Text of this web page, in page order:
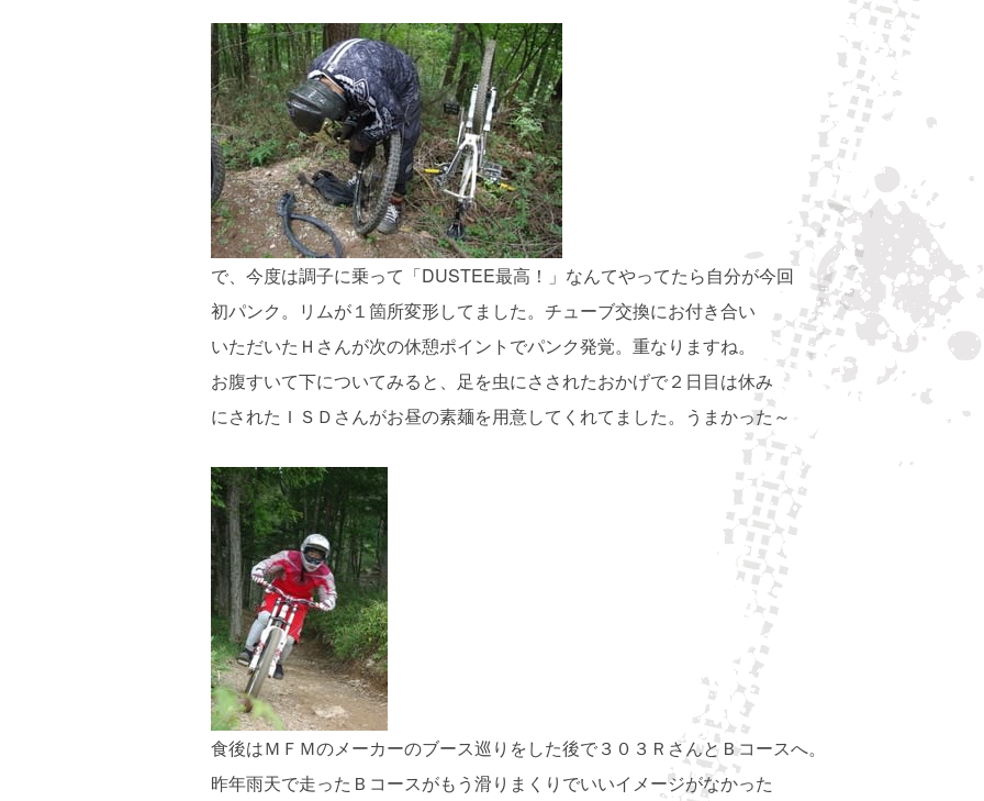
で、今度は調子に乗って「DUSTEE最高！」なんてやってたら自分が今回
初パンク。リムが１箇所変形してました。チューブ交換にお付き合い
いただいたＨさんが次の休憩ポイントでパンク発覚。重なりますね。
お腹すいて下についてみると、足を虫にさされたおかげで２日目は休み
にされたＩＳＤさんがお昼の素麺を用意してくれてました。うまかった～
食後はＭＦＭのメーカーのブース巡りをした後で３０３ＲさんとＢコースへ。
昨年雨天で走ったＢコースがもう滑りまくりでいいイメージがなかった